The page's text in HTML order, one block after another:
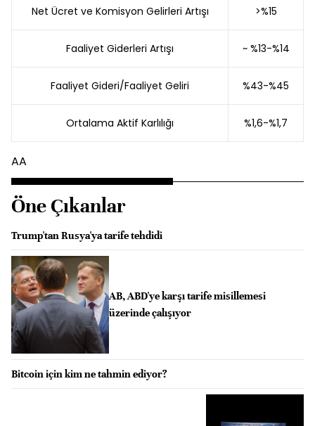
Net Ücret ve Komisyon Gelirleri Artışı >%15
Faaliyet Giderleri Artışı ~ %13-%14
Faaliyet Gideri/Faaliyet Geliri %43-%45
Ortalama Aktif Karlılığı %1,6-%1,7
AA
Öne Çıkanlar
Trump'tan Rusya'ya tarife tehdidi
AB, ABD'ye karşı tarife misillemesi
üzerinde çalışıyor
Bitcoin için kim ne tahmin ediyor?